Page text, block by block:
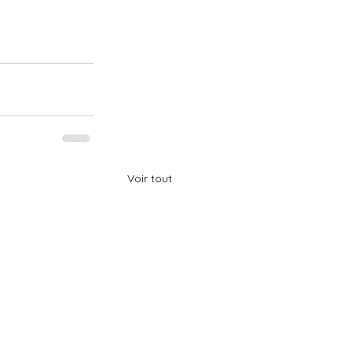
Voir tout